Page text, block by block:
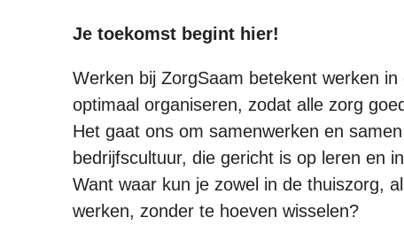
Je toekomst begint hier!
Werken bij ZorgSaam betekent werken
optimaal organiseren, zodat alle zorg
Het gaat ons om samenwerken en
bedrijfscultuur, die gericht is op leren en
Want waar kun je zowel in de thuiszorg,
werken, zonder te hoeven wisselen?